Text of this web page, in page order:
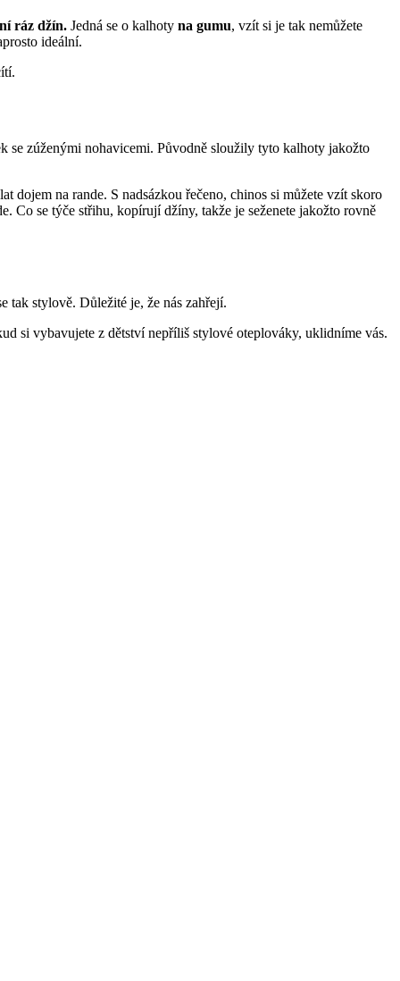
ráz džín. Jedná se o kalhoty na gumu, vzít si je tak nemůžete
ideální.
se zúženými nohavicemi. Původně sloužily tyto kalhoty jakožto
dojem na rande. S nadsázkou řečeno, chinos si můžete vzít skoro
Co se týče střihu, kopírují džíny, takže je seženete jakožto rovně
tak stylově. Důležité je, že nás zahřejí.
si vybavujete z dětství nepříliš stylové oteplováky, uklidníme vás.